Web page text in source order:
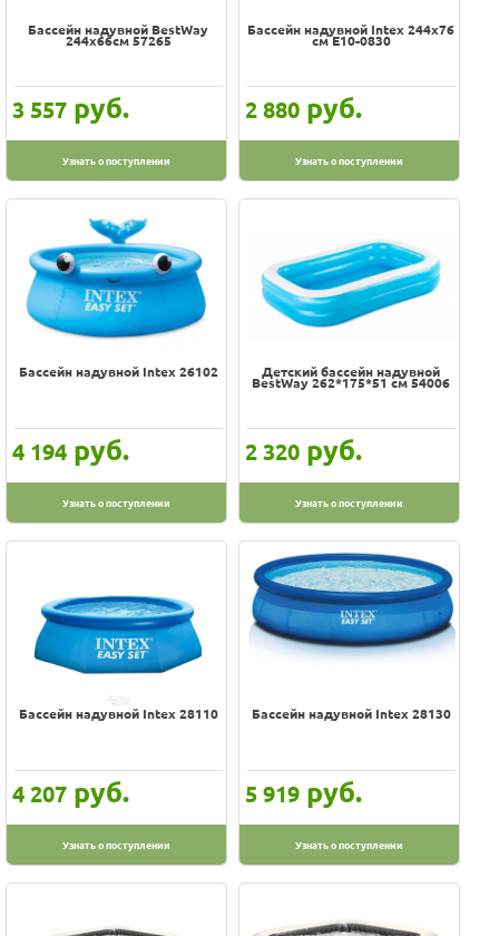
Бассейн надувной BestWay
244х66см 57265
3 557 руб.
Узнать о поступлении
Бассейн надувной Intex 244х76
см Е10-0830
2 880 руб.
Узнать о поступлении
Бассейн надувной Intex 26102
4 194 руб.
Узнать о поступлении
Детский бассейн надувной
BestWay 262*175*51 см 54006
2 320 руб.
Узнать о поступлении
Бассейн надувной Intex 28110
4 207 руб.
Узнать о поступлении
Бассейн надувной Intex 28130
5 919 руб.
Узнать о поступлении